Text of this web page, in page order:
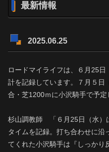
最新情報
2025.06.25
ロードマイライフは、６月25
計を記録しています。７月５日
合・芝1200ｍに小沢騎手で予定
杉山調教師 「６月25日（水）
タイムを記録。打ち合わせに沿
てくれた小沢騎手は『しっかり